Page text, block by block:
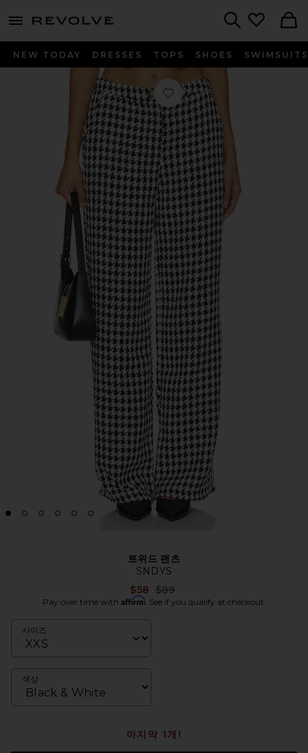
menu - shows more content
NEW TODAY DRESSES TOPS SHOES SWIMSUITS
찜상품 트위드 팬츠
트위드 팬츠
SNDYS
$58 Previous price:
$89
Pay over time with Affirm. See if you qualify at checkout.
사이즈
색상
마지막 1개!